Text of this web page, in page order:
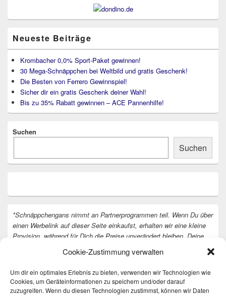
Cookie-Zustimmung verwalten
Um dir ein optimales Erlebnis zu bieten, verwenden wir Technologien wie
Cookies, um Geräteinformationen zu speichern und/oder darauf
zuzugreifen. Wenn du diesen Technologien zustimmst, können wir Daten
Neueste Beiträge
Krombacher 0,0% Sport-Paket gewinnen!
30 Mega-Schnäppchen bei Weltbild und gratis Geschenk!
Die Besten von Ferrero Gewinnspiel!
Sicher dir ein gratis Geschenk deiner Wahl!
Bis zu 35% Rabatt gewinnen – ACE Pannenhilfe!
Suchen
Suchen
*Schnäppchengans nimmt an Partnerprogrammen teil. Wenn Du über
einen Werbelink auf dieser Seite einkaufst, erhalten wir eine kleine
Provision, während für Dich die Preise unverändert bleiben. Deine
Vielen Dank dafür!